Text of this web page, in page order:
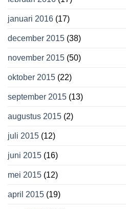
januari 2016 (17)
december 2015 (38)
november 2015 (50)
oktober 2015 (22)
september 2015 (13)
augustus 2015 (2)
juli 2015 (12)
juni 2015 (16)
mei 2015 (12)
april 2015 (19)